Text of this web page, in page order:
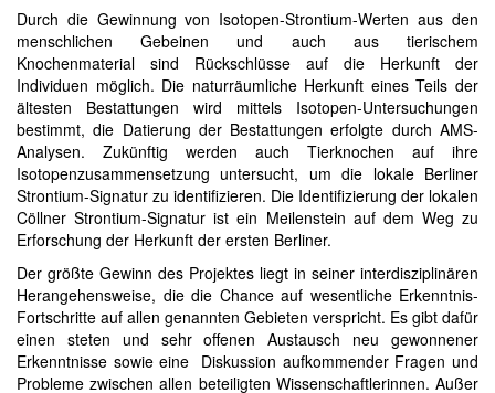
Durch die Gewinnung von Isotopen-Strontium-Werten aus den
menschlichen Gebeinen und auch aus tierischem
Knochenmaterial sind Rückschlüsse auf die Herkunft der
Individuen möglich. Die naturräumliche Herkunft eines Teils der
ältesten Bestattungen wird mittels Isotopen-Untersuchungen
bestimmt, die Datierung der Bestattungen erfolgte durch AMS-
Analysen. Zukünftig werden auch Tierknochen auf ihre
Isotopenzusammensetzung untersucht, um die lokale Berliner
Strontium-Signatur zu identifizieren. Die Identifizierung der lokalen
Cöllner Strontium-Signatur ist ein Meilenstein auf dem Weg zu
Erforschung der Herkunft der ersten Berliner.
Der größte Gewinn des Projektes liegt in seiner interdisziplinären
Herangehensweise, die die Chance auf wesentliche Erkenntnis-
Fortschritte auf allen genannten Gebieten verspricht. Es gibt dafür
einen steten und sehr offenen Austausch neu gewonnener
Erkenntnisse sowie eine Diskussion aufkommender Fragen und
Probleme zwischen allen beteiligten Wissenschaftlerinnen. Außer